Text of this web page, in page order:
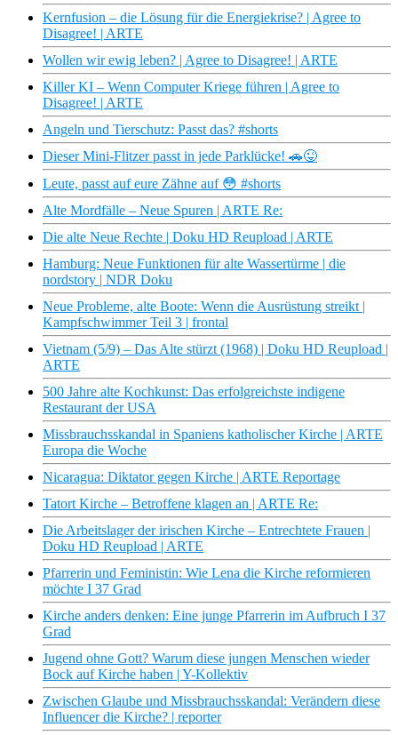
Kernfusion – die Lösung für die Energiekrise? | Agree to
Disagree! | ARTE
Wollen wir ewig leben? | Agree to Disagree! | ARTE
Killer KI – Wenn Computer Kriege führen | Agree to
Disagree! | ARTE
Angeln und Tierschutz: Passt das? #shorts
Dieser Mini-Flitzer passt in jede Parklücke! 🚗😜
Leute, passt auf eure Zähne auf 😳 #shorts
Alte Mordfälle – Neue Spuren | ARTE Re:
Die alte Neue Rechte | Doku HD Reupload | ARTE
Hamburg: Neue Funktionen für alte Wassertürme | die
nordstory | NDR Doku
Neue Probleme, alte Boote: Wenn die Ausrüstung streikt |
Kampfschwimmer Teil 3 | frontal
Vietnam (5/9) – Das Alte stürzt (1968) | Doku HD Reupload |
ARTE
500 Jahre alte Kochkunst: Das erfolgreichste indigene
Restaurant der USA
Missbrauchsskandal in Spaniens katholischer Kirche | ARTE
Europa die Woche
Nicaragua: Diktator gegen Kirche | ARTE Reportage
Tatort Kirche – Betroffene klagen an | ARTE Re:
Die Arbeitslager der irischen Kirche – Entrechtete Frauen |
Doku HD Reupload | ARTE
Pfarrerin und Feministin: Wie Lena die Kirche reformieren
möchte I 37 Grad
Kirche anders denken: Eine junge Pfarrerin im Aufbruch I 37
Grad
Jugend ohne Gott? Warum diese jungen Menschen wieder
Bock auf Kirche haben | Y-Kollektiv
Zwischen Glaube und Missbrauchsskandal: Verändern diese
Influencer die Kirche? | reporter